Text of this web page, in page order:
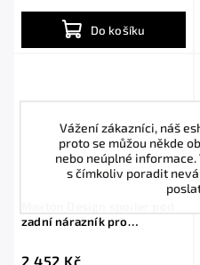
Vážení zákazníci, náš
proto se můžou někde
nebo neúplné
s čímkoliv poradit
Do košíku
zadní nárazník pro
2 452 Kč